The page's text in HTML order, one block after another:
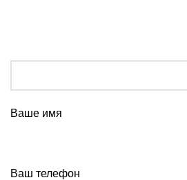
Ваше имя
Ваш телефон